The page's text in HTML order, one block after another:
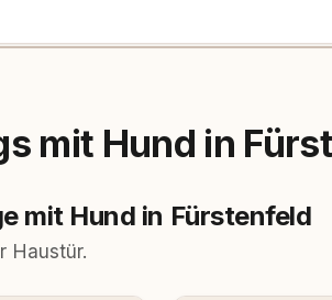
mit Hund in
mit Hund in Fürstenfeld
Haustür.